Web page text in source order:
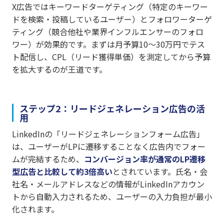
X広告ではキーワードターゲティング（特定のキーワー
ドを検索・投稿しているユーザー）とフォロワーターゲ
ティング（競合他社や業界インフルエンサーのフォロ
ワー）が効果的です。まずは月予算10〜30万円でテス
ト配信し、CPL（リード獲得単価）を測定してから予算
を拡大するのが王道です。
ステップ2：リードジェネレーション広告の活
用
LinkedInの「リードジェネレーションフォーム広告」
は、ユーザーがLPに遷移することなく広告内でフォー
ムが完結するため、 コンバージョン率が通常のLP遷移
型広告と比較して約3倍高いとされています。氏名・会
社名・メールアドレスなどの情報がLinkedInアカウン
トから自動入力されるため、ユーザーの入力負担が最小
化されます。